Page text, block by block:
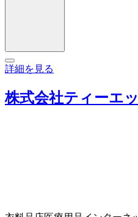
詳細を見る
株式会社ティーエ